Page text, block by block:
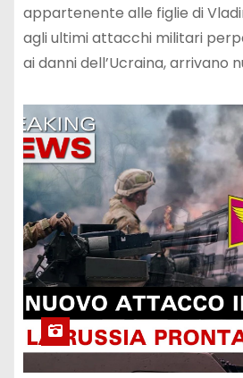
appartenente alle figlie di
agli ultimi attacchi militari
ai danni dell’Ucraina, arrivano